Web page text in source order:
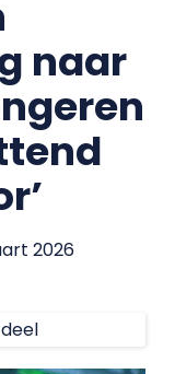
naar
2026
deel